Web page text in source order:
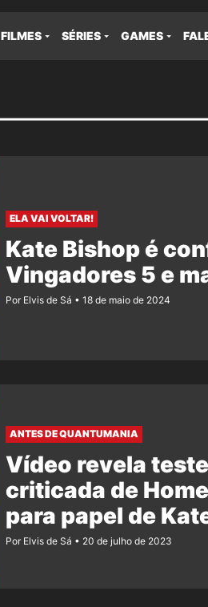
FILMES SÉRIES GAMES
ELA VAI VOLTAR!
Kate Bishop é
Vingadores 5 e
Por Elvis de Sá 18 de maio de 2024
ANTES DE QUANTUMANIA
Vídeo revela
criticada de
para papel de
Por Elvis de Sá 20 de julho de 2023